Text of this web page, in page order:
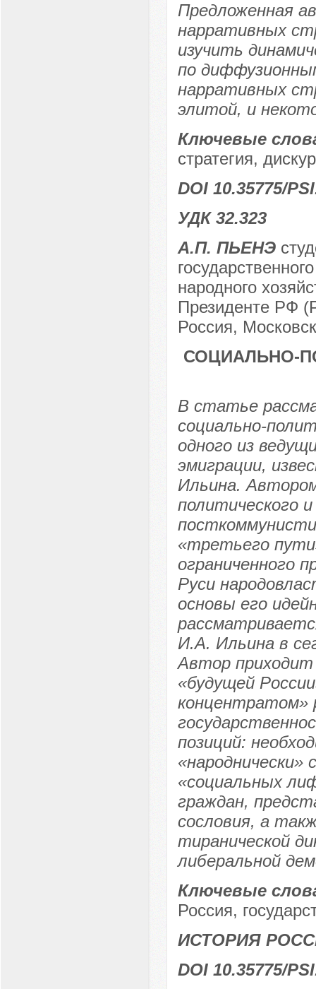
Предложенная
нарративных
изучить
по
нарративных
элитой, и
Ключевые
стратегия,
DOI 10.35775/
УДК 32.323
А.П. ПЬЕНЭ
народного
Президенте РФ
Россия,
СОЦИАЛЬНО-
В статье
социально-
одного из
эмиграции,
Ильина.
политического
«третьего
ограниченного
Руси
основы его
И.А. Ильина в
Автор приходит
«будущей
концентратом»
позиций:
«народнически»
«социальных
граждан,
сословия, а
тиранической
либеральной
Ключевые
Россия,
ИСТОРИЯ
DOI 10.35775/